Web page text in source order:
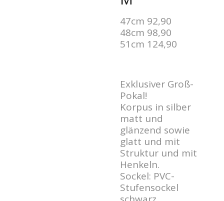
47cm 92,90
48cm 98,90
51cm 124,90
Exklusiver Groß-
Pokal!
Korpus in silber
matt und
glänzend sowie
glatt und mit
Struktur und mit
Henkeln.
Sockel: PVC-
Stufensockel